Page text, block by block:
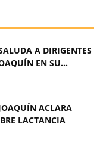
A DIRIGENTES
EN SU...
ACLARA
LACTANCIA